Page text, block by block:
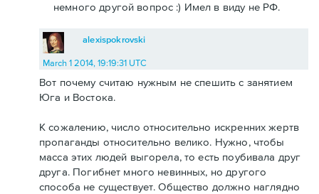
немного другой вопрос :) Имел в виду не РФ.
alexispokrovski
March 1 2014, 19:19:31 UTC
Вот почему считаю нужным не спешить с занятием
Юга и Востока.
К сожалению, число относительно искренних жертв
пропаганды относительно велико. Нужно, чтобы
масса этих людей выгорела, то есть поубивала друг
друга. Погибнет много невинных, но другого
способа не существует. Общество должно наглядно